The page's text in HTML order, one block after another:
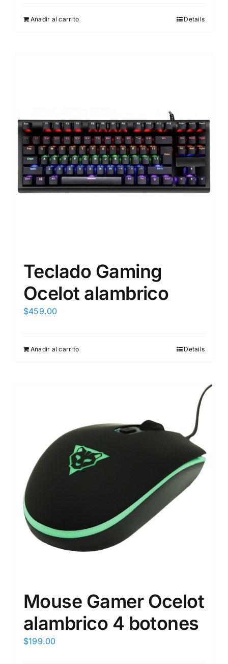
Añadir al carrito Details
Teclado Gaming
Ocelot alambrico
$459.00
Añadir al carrito Details
Mouse Gamer Ocelot
alambrico 4 botones
$199.00